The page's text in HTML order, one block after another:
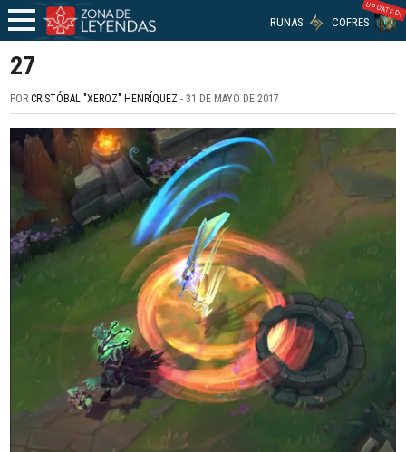
RUNAS COFRES
UPDATED!
27
PORCRISTÓBAL "XEROZ" HENRÍQUEZ - 31 DE MAYO DE 2017